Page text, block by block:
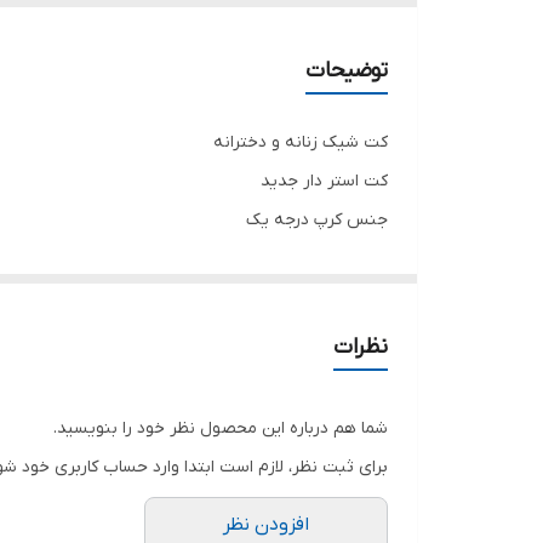
توضیحات
کت شیک زنانه و دخترانه
کت استر دار جدید
جنس کرپ درجه یک
.
.
نظرات
شما هم درباره این محصول نظر خود را بنویسید.
برای ثبت نظر، لازم است ابتدا وارد حساب کاربری خود
افزودن نظر